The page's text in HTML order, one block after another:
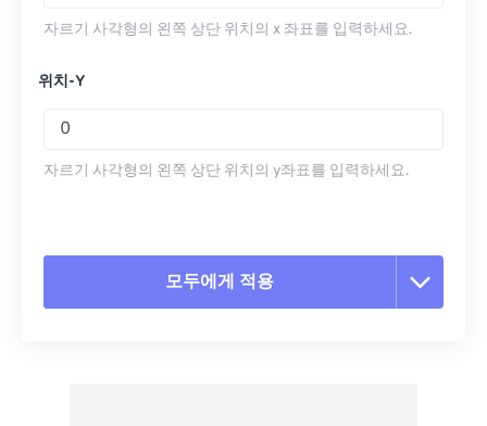
자르기 사각형의 왼쪽 상단 위치의 x 좌표를 입력하세요.
위치-Y
자르기 사각형의 왼쪽 상단 위치의 y좌표를 입력하세요.
모두에게 적용